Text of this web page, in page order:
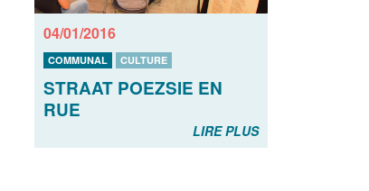
04/01/2016
COMMUNAL CULTURE
STRAAT POEZSIE EN
RUE
LIRE PLUS